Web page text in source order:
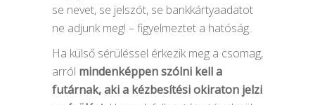
se nevet, se jelszót, se bankkártyaadatot
ne adjunk meg! – figyelmeztet a hatóság.
Ha külső sérüléssel érkezik meg a csomag,
arról mindenképpen szólni kell a
futárnak, aki a kézbesítési okiraton jelzi